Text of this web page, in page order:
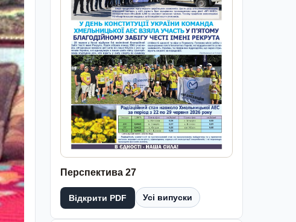
Перспектива 27
Відкрити PDF Усі випуски